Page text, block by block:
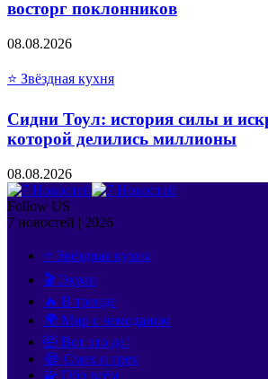
восторг поклонников
08.08.2026
⭐ Звёздная кухня
Сидни Тоул: история силы и
которой делились миллионы
08.08.2026
Follow US
7 новостей | 2026
⭐ Звёздная кухня
🎬 Экран
🔥 В тренде
🌍 Мир с чемоданом
🤯 Вот это да!
😂 Смех и грех
🧩 Обо всём